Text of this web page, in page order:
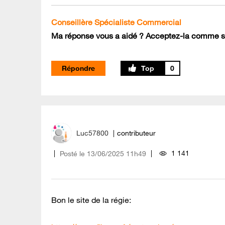
Conseillère Spécialiste Commercial
Ma réponse vous a aidé ? Acceptez-la comme
Répondre 0
Luc57800 contributeur
Posté le ‎13/06/2025 11h49 1 141
Bon le site de la régie: